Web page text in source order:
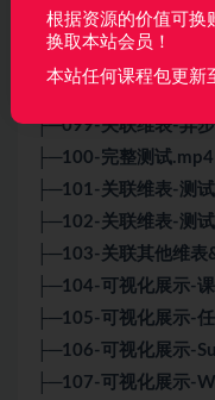
├─096-关联维表-异
├─099-关联维表-异
├─100-完整测试.mp4
├─101-关联维表-测
├─102-关联维表-测
├─103-关联其他维表
├─104-可视化展示-
├─105-可视化展示-
├─106-可视化展示-
├─107-可视化展示-
根据资源的价值可换
换取本站会员！
本站任何课程包更新